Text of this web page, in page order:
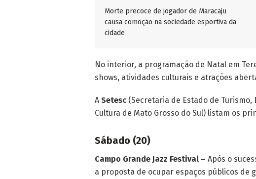
Morte precoce de jogador de Maracaju
causa comoção na sociedade esportiva da
cidade
No interior, a programação de Natal em
shows, atividades culturais e atrações
A Setesc (Secretaria de Estado de Turismo,
Cultura de Mato Grosso do Sul) listam os
Sábado (20)
Campo Grande Jazz Festival – Após o
a proposta de ocupar espaços públicos de